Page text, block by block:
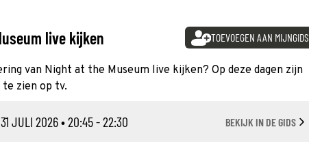
live kijken TOEVOEGEN AAN MIJNGIDS
van Night at the Museum live kijken? Op deze dagen zijn
zien op tv.
31 JULI 2026• 20:45 - 22:30 BEKIJK IN DE GIDS